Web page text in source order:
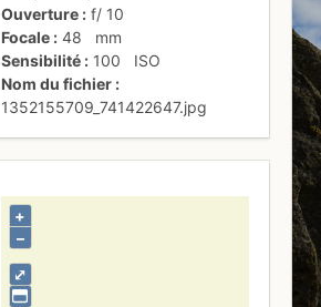
Ouverture
f/10
Focale
48
mm
Sensibilité
100
ISO
Nom du fichier
1352155709_741422647.jpg
⤢
+
–